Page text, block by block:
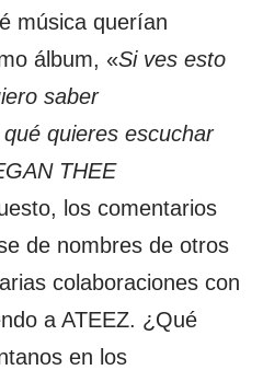
música querían
álbum, «Si ves esto
saber
quieres escuchar
THEE
los comentarios
de nombres de otros
colaboraciones con
a ATEEZ. ¿Qué
en los